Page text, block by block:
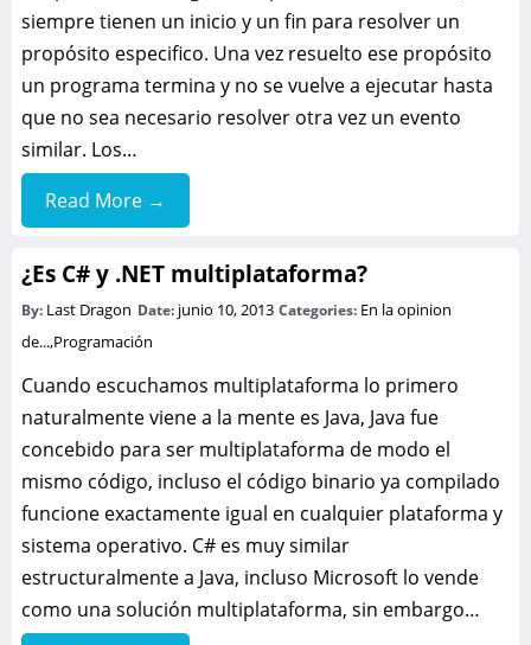
siempre tienen un inicio y un fin para resolver un
propósito especifico. Una vez resuelto ese propósito
un programa termina y no se vuelve a ejecutar hasta
que no sea necesario resolver otra vez un evento
similar. Los…
Read More →
¿Es C# y .NET multiplataforma?
By: Last Dragon Date: junio 10, 2013 Categories: En la opinion
de...,Programación
Cuando escuchamos multiplataforma lo primero
naturalmente viene a la mente es Java, Java fue
concebido para ser multiplataforma de modo el
mismo código, incluso el código binario ya compilado
funcione exactamente igual en cualquier plataforma y
sistema operativo. C# es muy similar
estructuralmente a Java, incluso Microsoft lo vende
como una solución multiplataforma, sin embargo…